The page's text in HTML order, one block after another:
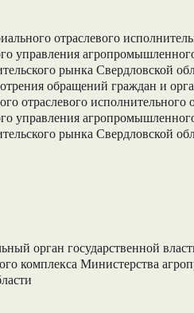
отраслевого
управления
рынка Свердловской
обращений граждан и
отраслевого исполнительного
управления
рынка Свердловской
орган государственной
комплекса Министерства